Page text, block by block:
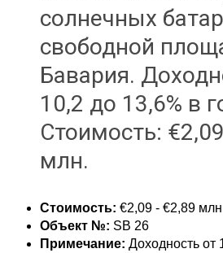
солнечных
свободной
Бавария.
10,2 до 13,6% в
Стоимость:
млн.
Стоимость: €2,09 - €2,89
Объект №: SB 26
Примечание: Доходность от